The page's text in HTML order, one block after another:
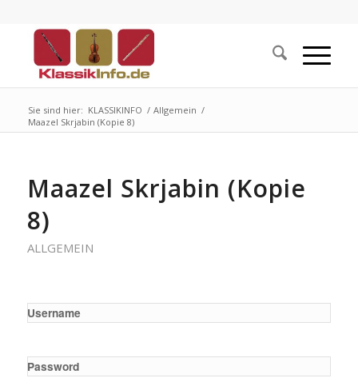
Sie sind hier: KLASSIKINFO / Allgemein /
Maazel Skrjabin (Kopie 8)
Maazel Skrjabin (Kopie
8)
ALLGEMEIN
Username
Password